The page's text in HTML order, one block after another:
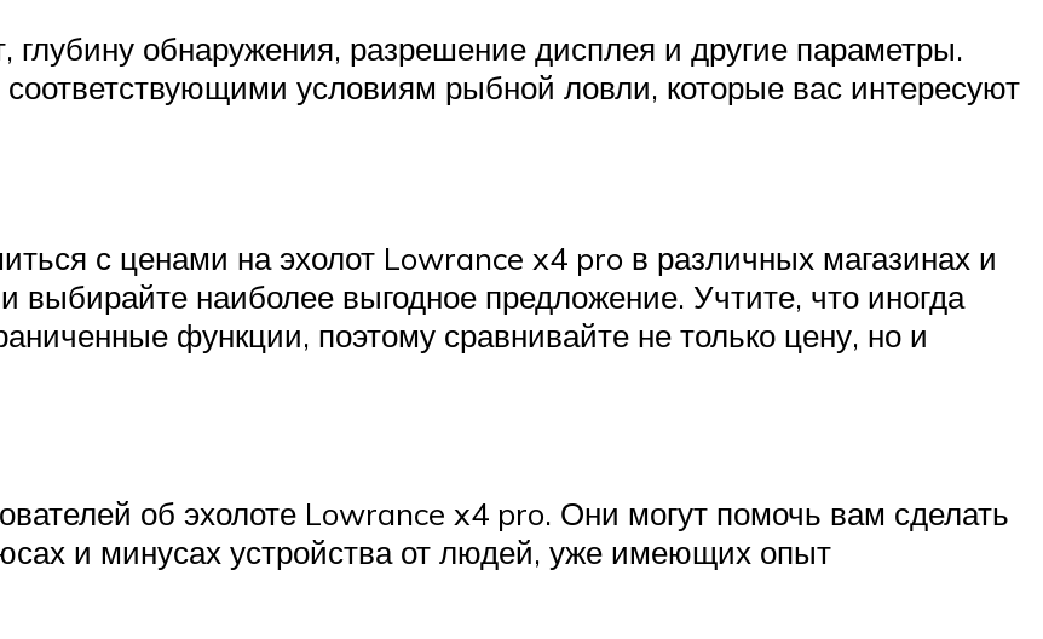
глубину обнаружения, разрешение дисплея и другие параметры.
условиям рыбной ловли, которые вас интересуют
с ценами на эхолот Lowrance x4 pro в различных магазинах и
выбирайте наиболее выгодное предложение. Учтите, что иногда
функции, поэтому сравнивайте не только цену, но и
об эхолоте Lowrance x4 pro. Они могут помочь вам сделать
и минусах устройства от людей, уже имеющих опыт